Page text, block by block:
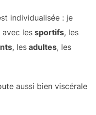
individualisée : je
lessportifs, les
, lesadultes, les
aussi bien viscérale